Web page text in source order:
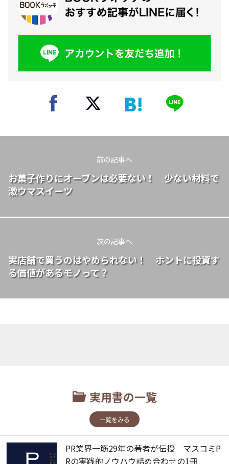
前の記事へ
お菓子作りにオーブンは必要ない！ 少ない材料で
激ウマスイーツ
次の記事へ
実店舗で買うのはやめられない！ ホントに投資す
る価値があるモノって？
実用書の一覧
一覧をみる
PR業界一筋29年の著者が伝授 マスコミP
Rの実践的ノウハウ詰め合わせの1冊